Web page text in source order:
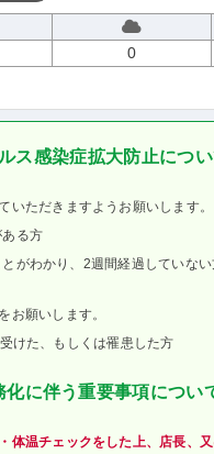
0
ス感染症拡大防止につ
いただきますようお願いします。
る方
がわかり、2週間経過していな
お願いします。
けた、もしくは罹患した方
化に伴う重要事項につい
体温チェックをした上、店長、